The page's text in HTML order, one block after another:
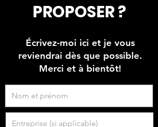
PROPOSER ?
Écrivez-moi ici et je vous
reviendrai dès que possible.
Merci et à bientôt!